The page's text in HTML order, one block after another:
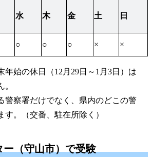
水 木 金 土 日
○ ○ ○ × ×
年始の休日（12月29日～1月3日）は
警察署だけでなく、県内のどこの警
す。（交番、駐在所除く）
ー（守山市）で受験